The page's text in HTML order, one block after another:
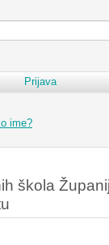
ime?
škola